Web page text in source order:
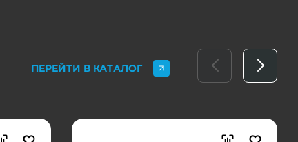
ПЕРЕЙТИ В КАТАЛОГ